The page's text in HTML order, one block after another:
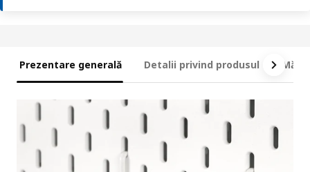
Prezentare generală Detalii privind produsul